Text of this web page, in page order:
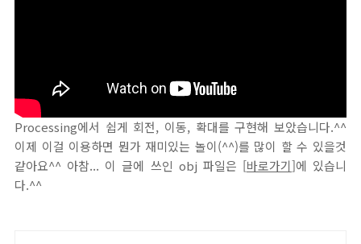
Processing에서 쉽게 회전, 이동, 확대를 구현해 보았습니다.^^
이제 이걸 이용하면 뭔가 재미있는 놀이(^^)를 많이 할 수 있을것
같아요^^ 아참... 이 글에 쓰인 obj 파일은 [바로가기]에 있습니
다.^^